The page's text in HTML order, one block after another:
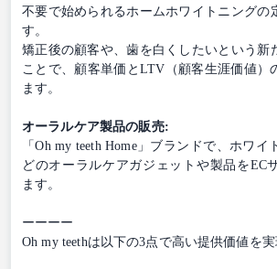
不要で始められるホームホワイトニングの
す。
矯正後の顧客や、歯を白くしたいという新
ことで、顧客単価とLTV（顧客生涯価値）
ます。
オーラルケア製品の販売:
「Oh my teeth Home」ブランドで、ホワ
どのオーラルケアガジェットや製品をEC
ます。
ーーーー
Oh my teethは以下の3点で高い提供価値を実